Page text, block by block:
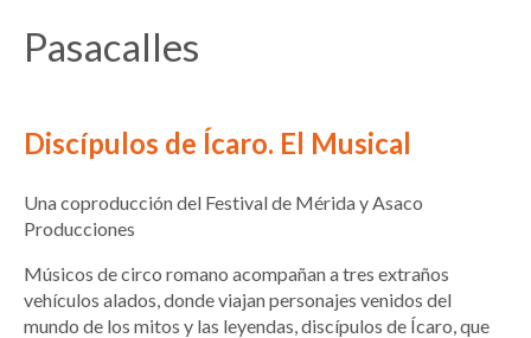
Pasacalles
Discípulos de Ícaro. El Musical
Una coproducción del Festival de Mérida y Asaco
Producciones
Músicos de circo romano acompañan a tres extraños
vehículos alados, donde viajan personajes venidos del
mundo de los mitos y las leyendas, discípulos de Ícaro, que